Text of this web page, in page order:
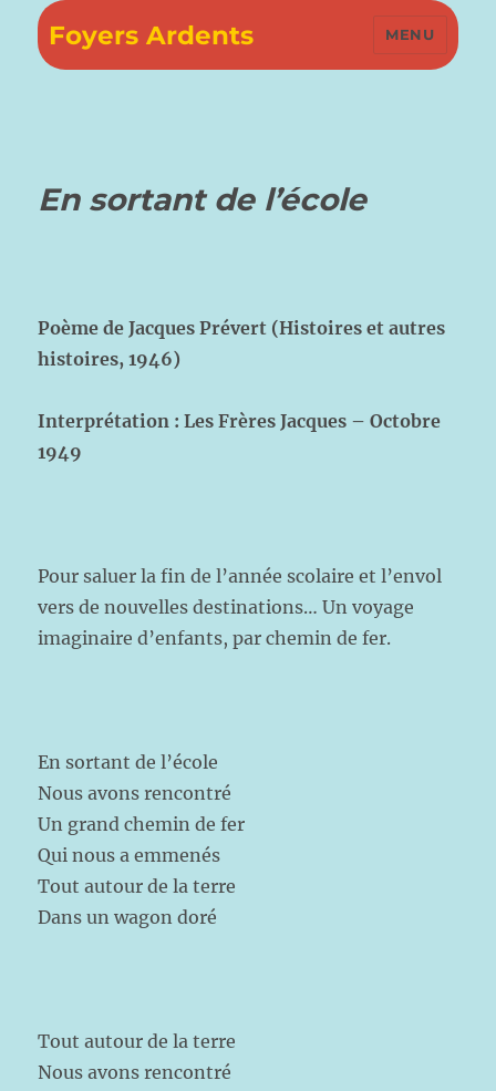
Foyers Ardents MENU
En sortant de l’école
Poème de Jacques Prévert (Histoires et autres
histoires, 1946)
Interprétation : Les Frères Jacques – Octobre
1949
Pour saluer la fin de l’année scolaire et l’envol
vers de nouvelles destinations… Un voyage
imaginaire d’enfants, par chemin de fer.
En sortant de l’école
Nous avons rencontré
Un grand chemin de fer
Qui nous a emmenés
Tout autour de la terre
Dans un wagon doré
Tout autour de la terre
Nous avons rencontré